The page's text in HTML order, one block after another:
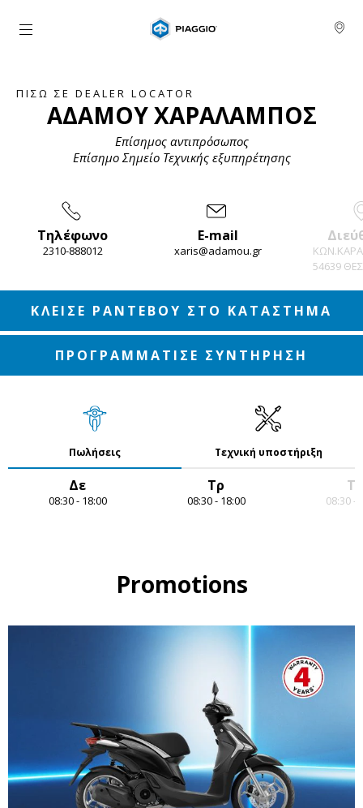
Μετάβαση στο κυρίως περιεχόμενο
ΠΊΣΩ ΣΕ DEALER LOCATOR
ΑΔΑΜΟΥ ΧΑΡΑΛΑΜΠΟΣ
Επίσημος αντιπρόσωπος
Επίσημο Σημείο Τεχνικής εξυπηρέτησης
Τηλέφωνο
2310-888012
E-mail
xaris@adamou.gr
54639
of
ΚΛΕΙΣΕ ΡΑΝΤΕΒΟΥ ΣΤΟ ΚΑΤΑΣΤΗΜΑ
ΠΡΟΓΡΑΜΜΑΤΙΣΕ ΣΥΝΤΗΡΗΣΗ
Πωλήσεις Τεχνική υποστήριξη
Δε
08:30 - 18:00
Τρ
08:30 - 18:00
Τε
08:30 -
Promotions